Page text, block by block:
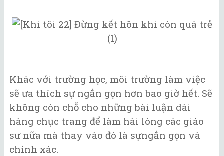
Khác với trường học, môi trường làm việc
sẽ ưa thích sự ngắn gọn hơn bao giờ hết. Sẽ
không còn chỗ cho những bài luận dài
hàng chục trang để làm hài lòng các giáo
sư nữa mà thay vào đó là sựngắn gọn và
chính xác.